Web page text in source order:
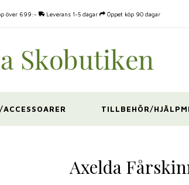
över 699:- Leverans 1-5 dagar Öppet köp 90 dagar
TILLBEHÖR/
Axelda